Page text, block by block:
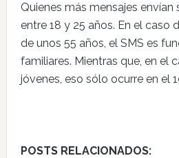
Quienes más mensajes envían
entre 18 y 25 años. En el caso
de unos 55 años, el SMS es
familiares. Mientras que, en el
jóvenes, eso sólo ocurre en el
POSTS RELACIONADOS: